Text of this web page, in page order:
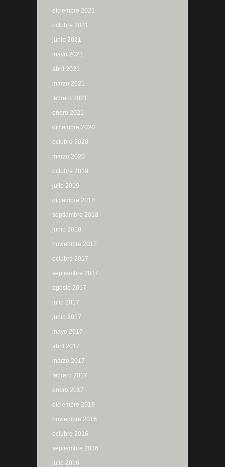
diciembre 2021
octubre 2021
junio 2021
mayo 2021
abril 2021
marzo 2021
febrero 2021
enero 2021
diciembre 2020
octubre 2020
marzo 2020
octubre 2019
julio 2019
diciembre 2018
septiembre 2018
junio 2018
noviembre 2017
octubre 2017
septiembre 2017
agosto 2017
julio 2017
junio 2017
mayo 2017
abril 2017
marzo 2017
febrero 2017
enero 2017
diciembre 2016
noviembre 2016
octubre 2016
septiembre 2016
julio 2016